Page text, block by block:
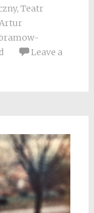
, Teatr
Leave a